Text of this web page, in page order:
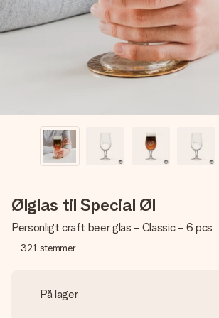
billede af dig eller en besked, der går lige
Intet besvær men udelukkende en
øjeblikket.
Ølglas til Special Øl
Personligt craft beer glas - Classic - 6 pcs
321 stemmer
På lager